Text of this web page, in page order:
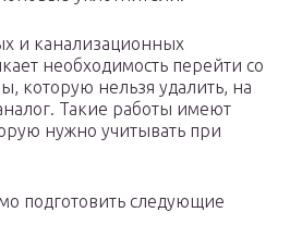
и канализационных
необходимость перейти со
которую нельзя удалить, на
Такие работы имеют
нужно учитывать при
подготовить следующие